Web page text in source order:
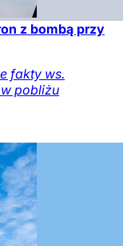
z bombą przy
fakty ws.
pobliżu